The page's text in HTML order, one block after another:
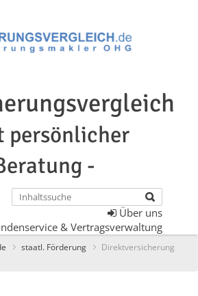
persönlicher
-
Über uns
& Vertragsverwaltung
staatl. Förderung
Direktversicherung